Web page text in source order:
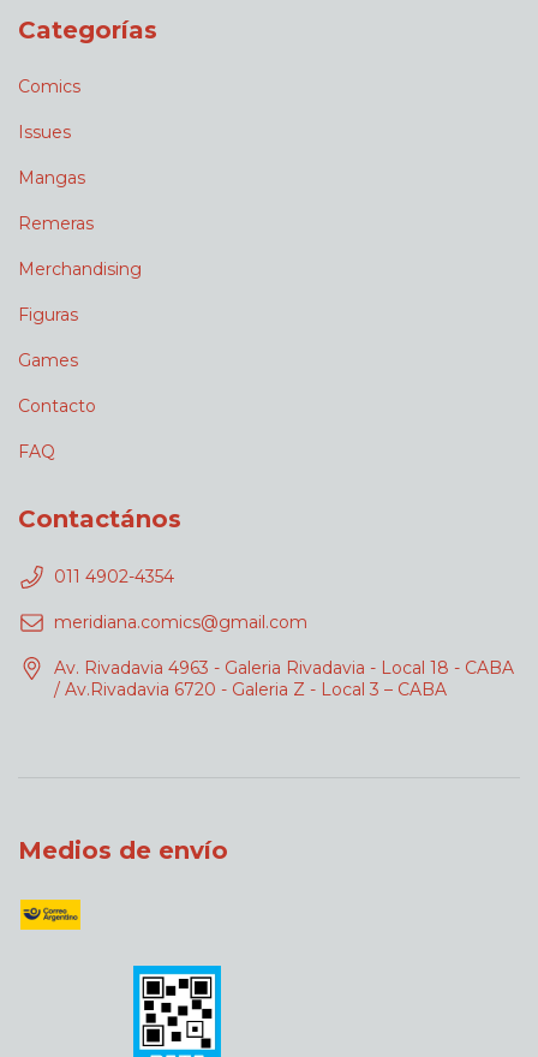
Categorías
Comics
Issues
Mangas
Remeras
Merchandising
Figuras
Games
Contacto
FAQ
Contactános
011 4902-4354
meridiana.comics@gmail.com
Av. Rivadavia 4963 - Galeria Rivadavia - Local 18 - CABA
/ Av.Rivadavia 6720 - Galeria Z - Local 3 – CABA
Medios de envío